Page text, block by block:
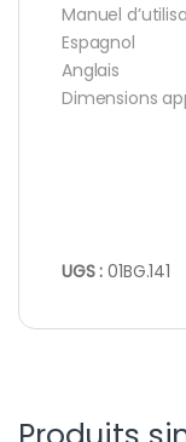
Manuel
Espagnol
Anglais
Dimensions
UGS :01BG.141